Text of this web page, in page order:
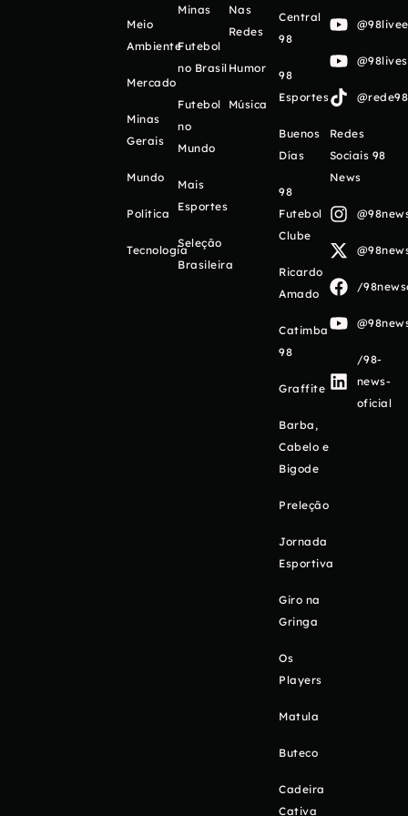
Meio
Ambiente
Mercado
Minas
Gerais
Mundo
Política
Tecnologia
Minas
Futebol
no Brasil
Futebol
no
Mundo
Mais
Esportes
Seleção
Brasileira
Nas
Redes
Humor
Música
Central
98
98
Esportes
Buenos
Días
98
Futebol
Clube
Ricardo
Amado
Catimba
98
Graffite
Barba,
Cabelo e
Bigode
Preleção
Jornada
Esportiva
Giro na
Gringa
Os
Players
Matula
Buteco
Cadeira
Cativa
Redes
Sociais 98
News
/
/98-
news-
oficial